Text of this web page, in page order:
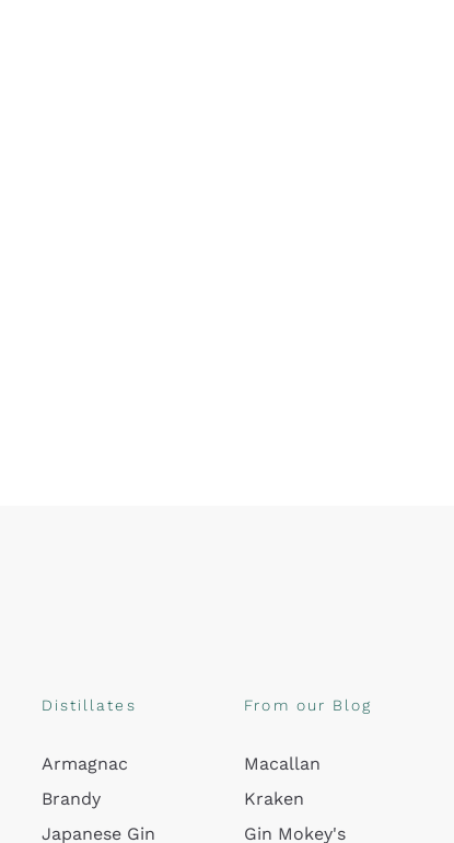
Distillates
Armagnac
Brandy
Japanese Gin
From our Blog
Macallan
Kraken
Gin Mokey's